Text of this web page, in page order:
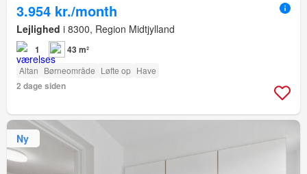
3.954 kr./month
Lejlighed i 8300, Region Midtjylland
1 43 m²
Altan Børneområde Løfte op Have
2 dage siden
Ny